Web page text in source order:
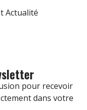
Actualité
pour recevoir
dans votre